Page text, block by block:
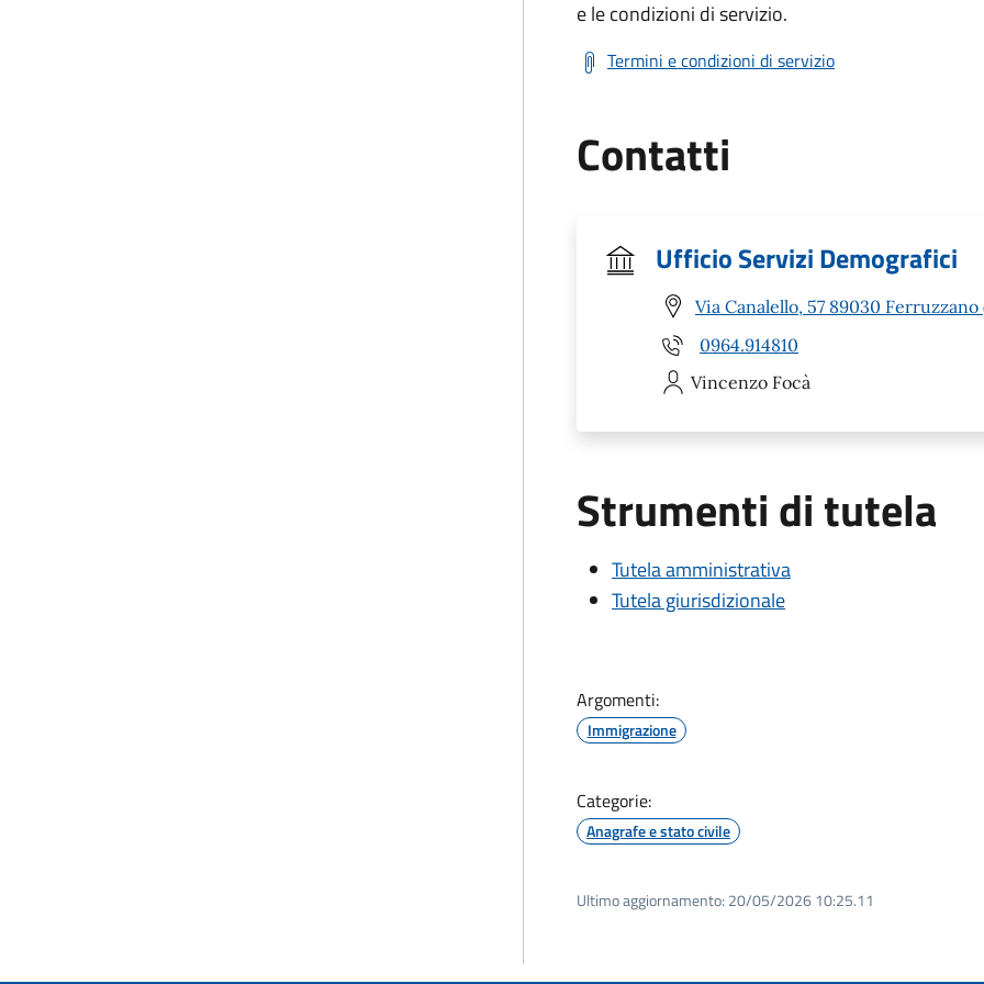
e le condizioni di servizio.
Termini e condizioni di servizio
Contatti
Ufficio Servizi Demografici
Via Canalello, 57 89030 Ferruzzano
0964.914810
Vincenzo Focà
Strumenti di tutela
Tutela amministrativa
Tutela giurisdizionale
Argomenti:
Immigrazione
Categorie:
Anagrafe e stato civile
Ultimo aggiornamento: 20/05/2026 10:25.11